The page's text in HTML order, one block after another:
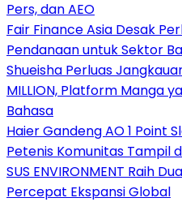
Pers, dan AEO
Fair Finance Asia Desak
Pendanaan untuk Sektor
Shueisha Perluas
MILLION, Platform Manga
Bahasa
Haier Gandeng AO 1 Point
Petenis Komunitas Tampil
SUS ENVIRONMENT Raih
Percepat Ekspansi Global